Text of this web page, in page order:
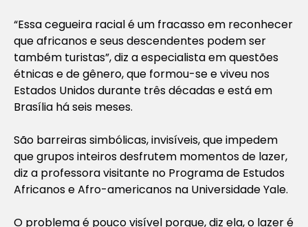
“Essa cegueira racial é um fracasso em reconhecer
que africanos e seus descendentes podem ser
também turistas”, diz a especialista em questões
étnicas e de gênero, que formou-se e viveu nos
Estados Unidos durante três décadas e está em
Brasília há seis meses.
São barreiras simbólicas, invisíveis, que impedem
que grupos inteiros desfrutem momentos de lazer,
diz a professora visitante no Programa de Estudos
Africanos e Afro-americanos na Universidade Yale.
O problema é pouco visível porque, diz ela, o lazer é